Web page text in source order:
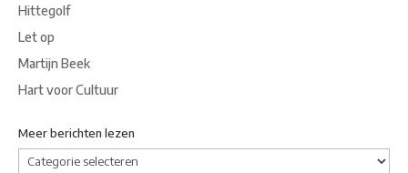
Hittegolf
Let op
Martijn Beek
Hart voor Cultuur
Meer berichten lezen
Meer